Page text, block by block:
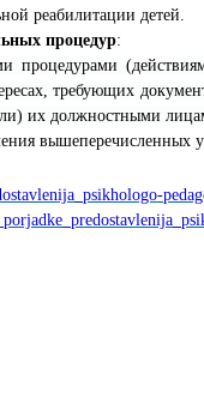
реабилитации детей.
процедур:
процедурами
требующих
их должностными